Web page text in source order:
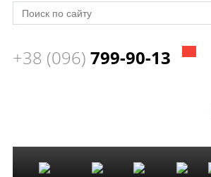
+38 (096) 799-90-13